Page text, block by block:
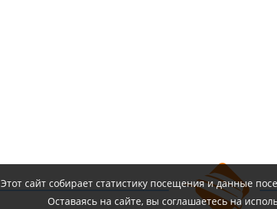
Этот сайт собирает статистику посещения и данные
Оставаясь на сайте, вы соглашаетесь на